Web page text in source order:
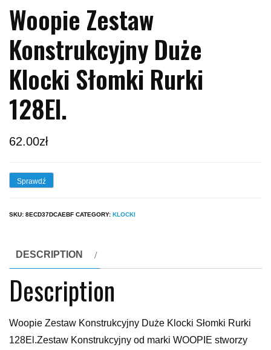
Woopie Zestaw
Konstrukcyjny Duże
Klocki Słomki Rurki
128El.
62.00zł
Sprawdź
SKU: 8ECD37DCAEBF CATEGORY: KLOCKI
DESCRIPTION
Description
Woopie Zestaw Konstrukcyjny Duże Klocki Słomki Rurki
128El.Zestaw Konstrukcyjny od marki WOOPIE stworzy